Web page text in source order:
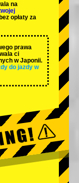
na
opłaty za
prawa
ci
w Japonii.
do jazdy w